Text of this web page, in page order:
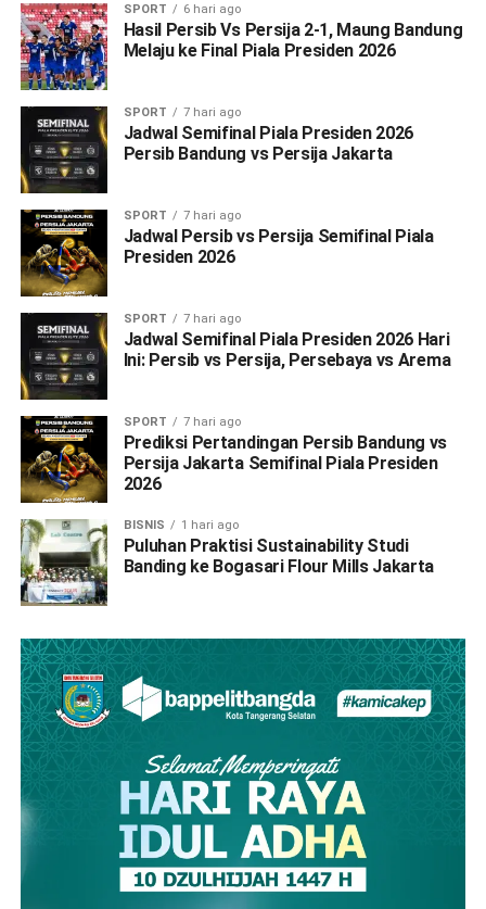
SPORT 6 hari ago
Hasil Persib Vs Persija 2-1, Maung Bandung
Melaju ke Final Piala Presiden 2026
SPORT 7 hari ago
Jadwal Semifinal Piala Presiden 2026
Persib Bandung vs Persija Jakarta
SPORT 7 hari ago
Jadwal Persib vs Persija Semifinal Piala
Presiden 2026
SPORT 7 hari ago
Jadwal Semifinal Piala Presiden 2026 Hari
Ini: Persib vs Persija, Persebaya vs Arema
SPORT 7 hari ago
Prediksi Pertandingan Persib Bandung vs
Persija Jakarta Semifinal Piala Presiden
2026
BISNIS 1 hari ago
Puluhan Praktisi Sustainability Studi
Banding ke Bogasari Flour Mills Jakarta